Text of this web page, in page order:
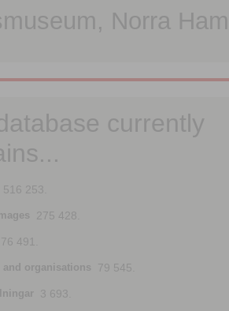
Norra
currently
516 253.
275 428.
76 491.
and organisations 79 545.
3 693.